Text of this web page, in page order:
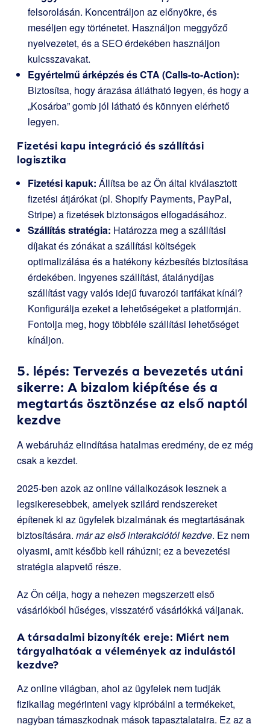
felsorolásán. Koncentráljon az előnyökre, és
meséljen egy történetet. Használjon meggyőző
nyelvezetet, és a SEO érdekében használjon
kulcsszavakat.
Egyértelmű árképzés és CTA (Calls-to-Action):
Biztosítsa, hogy árazása átlátható legyen, és hogy a
„Kosárba” gomb jól látható és könnyen elérhető
legyen.
Fizetési kapu integráció és szállítási
logisztika
Fizetési kapuk: Állítsa be az Ön által kiválasztott
fizetési átjárókat (pl. Shopify Payments, PayPal,
Stripe) a fizetések biztonságos elfogadásához.
Szállítás stratégia: Határozza meg a szállítási
díjakat és zónákat a szállítási költségek
optimalizálása és a hatékony kézbesítés biztosítása
érdekében. Ingyenes szállítást, átalánydíjas
szállítást vagy valós idejű fuvarozói tarifákat kínál?
Konfigurálja ezeket a lehetőségeket a platformján.
Fontolja meg, hogy többféle szállítási lehetőséget
kínáljon.
5. lépés: Tervezés a bevezetés utáni
sikerre: A bizalom kiépítése és a
megtartás ösztönzése az első naptól
kezdve
A webáruház elindítása hatalmas eredmény, de ez még
csak a kezdet.
2025-ben azok az online vállalkozások lesznek a
legsikeresebbek, amelyek szilárd rendszereket
építenek ki az ügyfelek bizalmának és megtartásának
biztosítására. már az első interakciótól kezdve. Ez nem
olyasmi, amit később kell ráhúzni; ez a bevezetési
stratégia alapvető része.
Az Ön célja, hogy a nehezen megszerzett első
vásárlókból hűséges, visszatérő vásárlókká váljanak.
A társadalmi bizonyíték ereje: Miért nem
tárgyalhatóak a vélemények az indulástól
kezdve?
Az online világban, ahol az ügyfelek nem tudják
fizikailag megérinteni vagy kipróbálni a termékeket,
nagyban támaszkodnak mások tapasztalataira. Ez az a